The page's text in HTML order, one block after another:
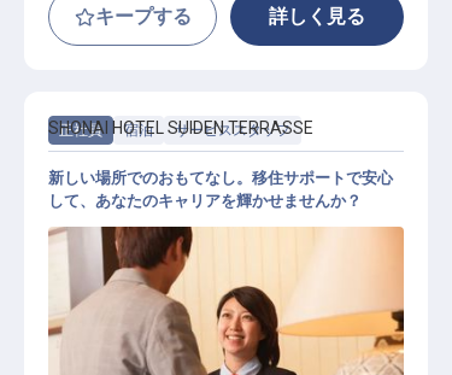
キープする 詳しく見る
正社員 宿泊 サービススタッフ
SHONAI HOTEL SUIDEN TERRASSE
新しい場所でのおもてなし。移住サポートで安心
して、あなたのキャリアを輝かせませんか？